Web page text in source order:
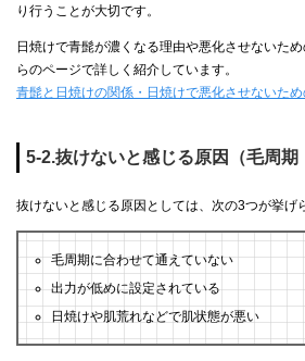
り行うことが大切です。
日焼けで青髭が濃くなる理由や悪化させないた
らのページで詳しく紹介しています。
青髭と日焼けの関係・日焼けで悪化させないた
5-2.抜けないと感じる原因（毛周期
抜けないと感じる原因としては、次の3つが挙げ
毛周期に合わせて通えていない
出力が低めに設定されている
日焼けや肌荒れなどで肌状態が悪い